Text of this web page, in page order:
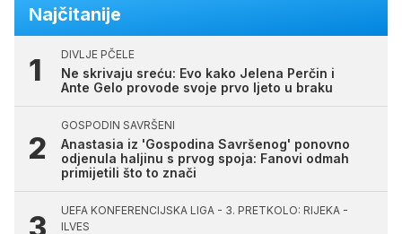
Najčitanije
DIVLJE PČELE
Ne skrivaju sreću: Evo kako Jelena Perčin i
Ante Gelo provode svoje prvo ljeto u braku
GOSPODIN SAVRŠENI
Anastasia iz 'Gospodina Savršenog' ponovno
odjenula haljinu s prvog spoja: Fanovi odmah
primijetili što to znači
UEFA KONFERENCIJSKA LIGA - 3. PRETKOLO: RIJEKA -
ILVES